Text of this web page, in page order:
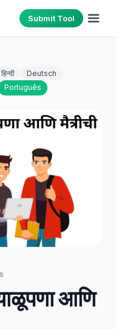
Submit Tool
हिन्दी
Deutsch
Português
आणि